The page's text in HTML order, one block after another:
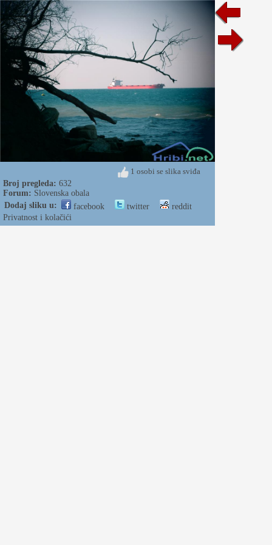
1 osobi se slika sviđa
Broj pregleda: 632
Forum: Slovenska obala
Dodaj sliku u:
facebook twitter
reddit
Privatnost i kolačići